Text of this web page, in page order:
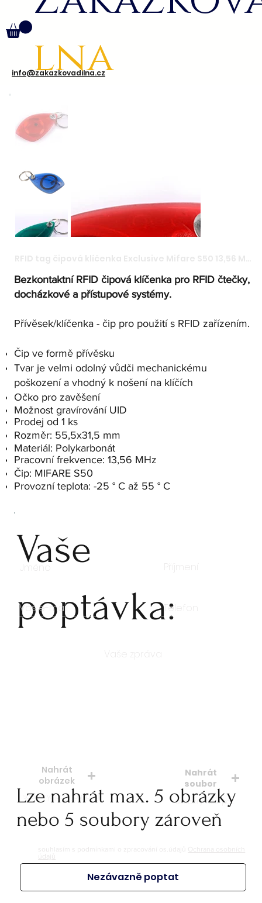
info@zakazkovadilna.cz
lna
Bezkontaktní RFID čipová klíčenka pro RFID čtečky,
docházkové a přístupové systémy.
Přívěsek/klíčenka - čip pro použití s RFID zařízením.
Čip ve formě přívěsku
Tvar je velmi odolný vůdči mechanickému
poškození a vhodný k nošení na klíčích
Očko pro zavěšení
Možnost gravírování UID
Prodej od 1 ks
Rozměr: 55,5x31,5 mm
Materiál: Polykarbonát
Pracovní frekvence: 13,56 MHz
Čip: MIFARE S50
Provozní teplota: -25 ° C až 55 ° C
Vaše
poptávka:
Nahrát
obrázek
soubory: jpeg, jpg, png
Nahrát
soubor
soubory: doc. pdf.
Lze nahrát max. 5 obrázky
nebo 5 soubory zároveň
souhlasím s podmínkami o zpracování os.údajů
Ochrana osobních
údajů
Nezávazně poptat